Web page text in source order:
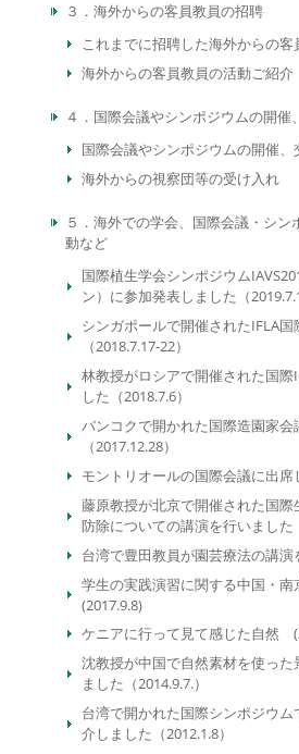
３．海外からの客員教員の招聘
これまでに招聘した海外からの客
海外からの客員教員の活動ご紹介
４．国際会議やシンポジウムの開催
国際会議やシンポジウムの開催、
海外からの視察団等の受け入れ
５．海外での学会、国際会議・シ
動など
国際植生学会シンポジウム
ン）に参加発表しました（
シンガポールで開催されたIFLA
（2018.7.17-22）
林教授がロシアで開催された国際
した（2018.7.6）
バンコクで開かれた国際造園家会
（2017.12.28）
モントリオールの国際会議に出
藤原教授が北京で開催された国
防除についての講演を行いまし
台湾で豊田教員が園芸療法の講
学生の実践演習に関する中国・
(2017.9.8)
ケニアに行って見て感じた自然
沈教授が中国で自然素材を使っ
ました（2014.9.7.）
台湾で開かれた国際シンポジウ
介しました（2012.1.8）